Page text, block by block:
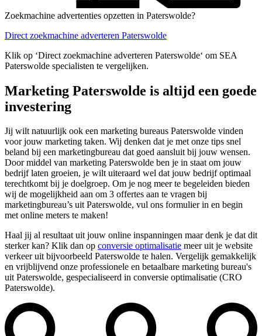
Zoekmachine advertenties opzetten in Paterswolde?
Direct zoekmachine adverteren Paterswolde
Klik op ‘Direct zoekmachine adverteren Paterswolde‘ om SEA
Paterswolde specialisten te vergelijken.
Marketing Paterswolde is altijd een goede
investering
Jij wilt natuurlijk ook een marketing bureaus Paterswolde vinden
voor jouw marketing taken. Wij denken dat je met onze tips snel
beland bij een marketingbureau dat goed aansluit bij jouw wensen.
Door middel van marketing Paterswolde ben je in staat om jouw
bedrijf laten groeien, je wilt uiteraard wel dat jouw bedrijf optimaal
terechtkomt bij je doelgroep. Om je nog meer te begeleiden bieden
wij de mogelijkheid aan om 3 offertes aan te vragen bij
marketingbureau’s uit Paterswolde, vul ons formulier in en begin
met online meters te maken!
Haal jij al resultaat uit jouw online inspanningen maar denk je dat dit
sterker kan? Klik dan op conversie optimalisatie meer uit je website
verkeer uit bijvoorbeeld Paterswolde te halen. Vergelijk gemakkelijk
en vrijblijvend onze professionele en betaalbare marketing bureau's
uit Paterswolde, gespecialiseerd in conversie optimalisatie (CRO
Paterswolde).